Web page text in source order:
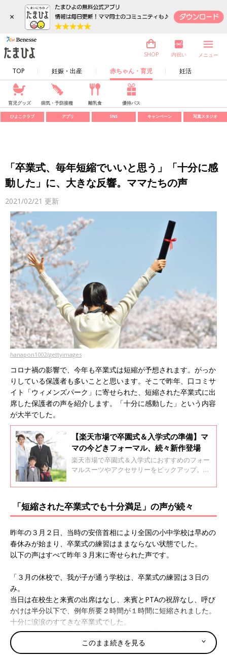
×
TOP 妊娠・出産 赤ちゃん・育児 妊活
SHOP 内祝い メニュー
育児グッズ 病気・予防接種 離乳食 優待パス
ひよこクラブ アプリ SNS キャンペーン 写真スタジオ
「卒業式、毎年短縮でいいと思う」「十分に感
動した」に、大きな反響。ママたちの声
2021/02/21 更新
hanapon1002/gettyimages
コロナ禍の影響で、今年も卒業式は短縮が予想されます。がっか
りしている保護者も多いことと思います。そこで昨年、口コミサ
イト「ウィメンズパーク」に寄せられた、短縮された卒業式に出
席した保護者の声を紹介します。「十分に感動した」という内容
が大半でした。
【楽天市場で卒園式＆入学式の準備】マ
マの今どきフォーマル、続々新作登場
楽天市場で卒園式＆入学式におすすめのフォー
マルスーツやアクセサリーをピックアップ。こ
送まで時間がかかったり、需要の高いサイズか
早めにポチッとをお勧めします。
「短縮された卒業式でも十分満足」の声が続々
昨年の３月２日、当時の安倍首相により全国の小中学校は早めの
春休みが始まり、卒業式の練習はままならない状態でした。
以下の声はすべて昨年３月末に寄せられた声です。
「３月の休校で、我が子が通う学校は、卒業式の練習は３日の
み。
当日は在校生と来賓の出席はなし、来賓とPTAの祝辞なし、呼び
かけは半分以下で、例年所要２時間が１時間に短縮されました。
十分に涙涙のすてきな卒業式でした。
とてもすっきりしていて、アットホームで、通常より良かったか
も。毎年これでいいと思いました」
このまま続きを見る